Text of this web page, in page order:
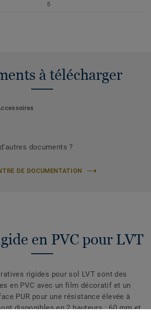
5
à télécharger
documents ?
DE DOCUMENTATION
en PVC pour LVT
rigides pour sol LVT sont des
en PVC avec un film décoratif et un
PUR pour une résistance élevée à
disponibles en 2 hauteurs : 60 mm et